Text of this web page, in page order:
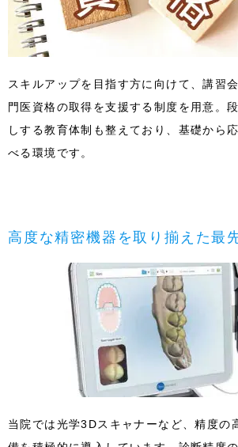
スキルアップを目指す方に向けて、講習
門医資格の取得を支援する制度を用意。
しする教育体制も整えており、基礎から
べる環境です。
高度な精密機器を取り揃えた最
当院では光学3Dスキャナーなど、精度の